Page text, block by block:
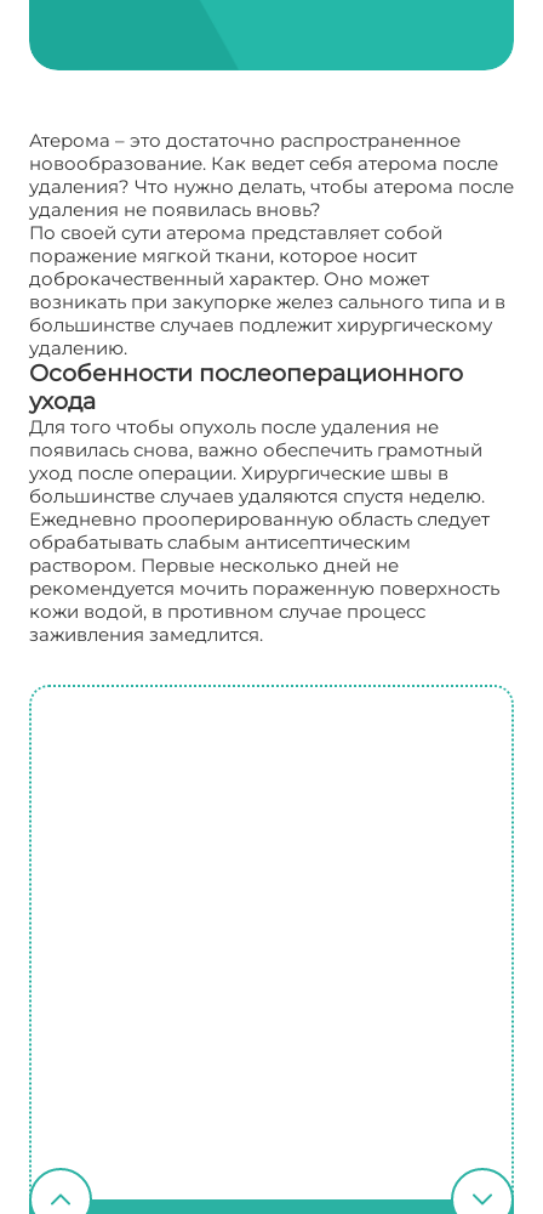
Атерома – это достаточно распространенное
новообразование. Как ведет себя атерома после
удаления? Что нужно делать, чтобы атерома после
удаления не появилась вновь?
По своей сути атерома представляет собой
поражение мягкой ткани, которое носит
доброкачественный характер. Оно может
возникать при закупорке желез сального типа и в
большинстве случаев подлежит хирургическому
удалению.
Особенности послеоперационного
ухода
Для того чтобы опухоль после удаления не
появилась снова, важно обеспечить грамотный
уход после операции. Хирургические швы в
большинстве случаев удаляются спустя неделю.
Ежедневно прооперированную область следует
обрабатывать слабым антисептическим
раствором. Первые несколько дней не
рекомендуется мочить пораженную поверхность
кожи водой, в противном случае процесс
заживления замедлится.